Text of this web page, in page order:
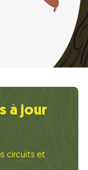
à jour
circuits et